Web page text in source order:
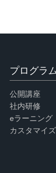
プログラ
公開講座
社内研修
eラーニング
カスタマイ